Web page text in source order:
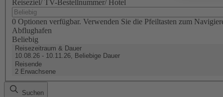
Reiseziel/ TV-Bestellnummer/ Hotel
0 Optionen verfügbar. Verwenden Sie die Pfeiltasten zum
Abflughafen
Beliebig
Reisezeitraum & Dauer
10.08.26 - 10.11.26, Beliebige Dauer
Reisende
2 Erwachsene
Suchen